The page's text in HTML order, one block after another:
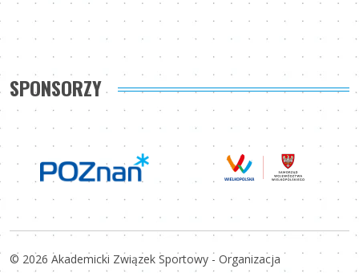
SPONSORZY
© 2026 Akademicki Związek Sportowy - Organizacja